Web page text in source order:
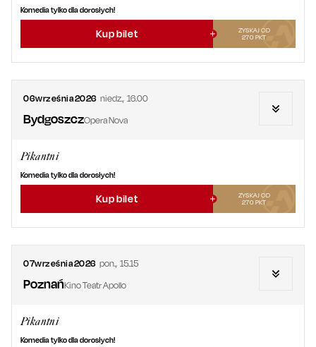
Komedia tylko dla dorosłych!
Kup bilet
ZYSKAJ OD
270 PKT
06września2026 niedz., 16.00
BydgoszczOpera Nova
Pikantni
Komedia tylko dla dorosłych!
Kup bilet
ZYSKAJ OD
270 PKT
07września2026 pon., 15.15
PoznańKino Teatr Apollo
Pikantni
Komedia tylko dla dorosłych!